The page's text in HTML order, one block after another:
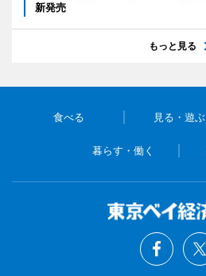
新発売
もっと見る
食べる 見る・遊ぶ
暮らす・働く